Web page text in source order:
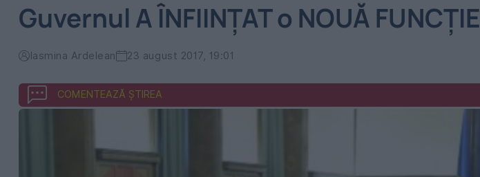
Guvernul A ÎNFIINȚAT o NOUĂ FUNCȚIE
Iasmina Ardelean 23 august 2017, 19:01
COMENTEAZĂ ȘTIREA